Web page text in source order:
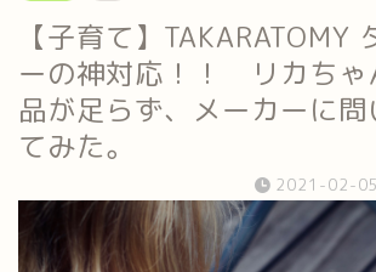
【子育て】TAKARATOMY
ーの神対応！！ リカち
品が足らず、メーカーに問
てみた。
2021-02-05